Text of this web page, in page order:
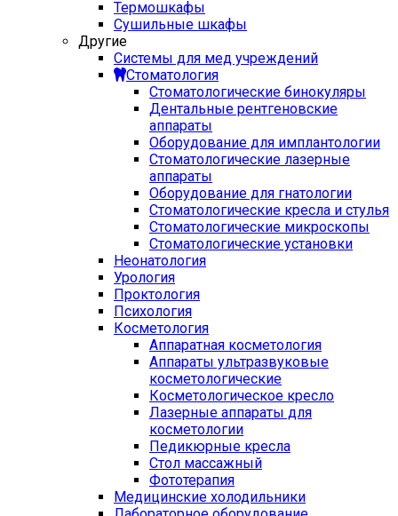
Термошкафы
Сушильные шкафы
Другие
Системы для мед учреждений
Стоматология
Стоматологические бинокуляры
Дентальные рентгеновские
аппараты
Оборудование для имплантологии
Стоматологические лазерные
аппараты
Оборудование для гнатологии
Стоматологические кресла и стулья
Стоматологические микроскопы
Стоматологические установки
Неонатология
Урология
Проктология
Психология
Косметология
Аппаратная косметология
Аппараты ультразвуковые
косметологические
Косметологическое кресло
Лазерные аппараты для
косметологии
Педикюрные кресла
Стол массажный
Фототерапия
Медицинские холодильники